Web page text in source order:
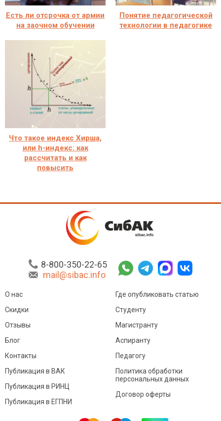
Есть ли отсрочка от армии
на заочном обучении
Понятие педагогической
технологии в педагогике
Что такое индекс Хирша,
или h-индекс: как
рассчитать и как
повысить
8-800-350-22-65
mail@sibac.info
О нас
Скидки
Отзывы
Блог
Контакты
Где опубликовать статью
Студенту
Магистранту
Аспиранту
Педагогу
Публикация в ВАК
Публикация в РИНЦ
Публикация в ЕГПНИ
Политика обработки
персональных данных
Договор оферты